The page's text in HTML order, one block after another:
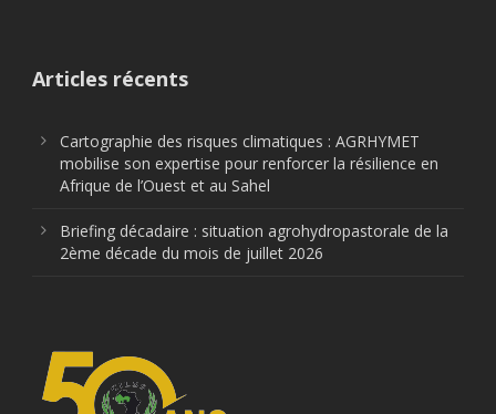
Articles récents
Cartographie des risques climatiques : AGRHYMET
mobilise son expertise pour renforcer la résilience en
Afrique de l’Ouest et au Sahel
Briefing décadaire : situation agrohydropastorale de la
2ème décade du mois de juillet 2026